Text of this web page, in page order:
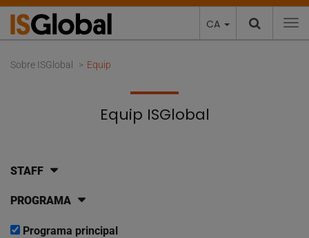
CA
Sobre ISGlobal Equip
Equip ISGlobal
STAFF
PROGRAMA
Programa principal